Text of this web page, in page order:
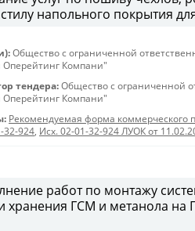
напольного покрытия
Общество с ограниченной
Оперейтинг Компани"
тендера: Общество с ограниченной
Оперейтинг Компани"
Рекомендуемая форма коммерческого
32-924, Исх. 02-01-32-924 ЛУОК от
работ по монтажу
хранения ГСМ и метанола на